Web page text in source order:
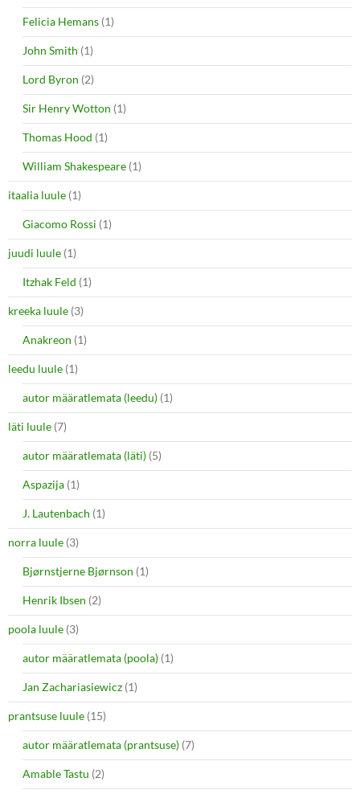
Felicia Hemans (1)
John Smith (1)
Lord Byron (2)
Sir Henry Wotton (1)
Thomas Hood (1)
William Shakespeare (1)
itaalia luule (1)
Giacomo Rossi (1)
juudi luule (1)
Itzhak Feld (1)
kreeka luule (3)
Anakreon (1)
leedu luule (1)
autor määratlemata (leedu) (1)
läti luule (7)
autor määratlemata (läti) (5)
Aspazija (1)
J. Lautenbach (1)
norra luule (3)
Bjørnstjerne Bjørnson (1)
Henrik Ibsen (2)
poola luule (3)
autor määratlemata (poola) (1)
Jan Zachariasiewicz (1)
prantsuse luule (15)
autor määratlemata (prantsuse) (7)
Amable Tastu (2)